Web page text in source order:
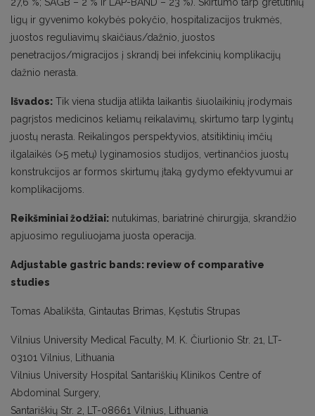
ligų ir gyvenimo kokybės pokyčio, hospitalizacijos trukmės,
juostos reguliavimų skaičiaus/dažnio, juostos
penetracijos/migracijos į skrandį bei infekcinių komplikacijų
dažnio nerasta.
Išvados: Tik viena studija atlikta laikantis šiuolaikinių įrodymais
pagrįstos medicinos keliamų reikalavimų, skirtumo tarp lygintų
juostų nerasta. Reikalingos perspektyvios, atsitiktinių imčių
ilgalaikės (>5 metų) lyginamosios studijos, vertinančios juostų
konstrukcijos ar formos skirtumų įtaką gydymo efektyvumui ar
komplikacijoms.
Reikšminiai žodžiai: nutukimas, bariatrinė chirurgija, skrandžio
apjuosimo reguliuojama juosta operacija.
Adjustable gastric bands: review of comparative
studies
Tomas Abalikšta, Gintautas Brimas, Kęstutis Strupas
Vilnius University Medical Faculty, M. K. Čiurlionio Str. 21, LT-
03101 Vilnius, Lithuania
Vilnius University Hospital Santariškių Klinikos Centre of
Abdominal Surgery,
Santariškių Str. 2, LT-08661 Vilnius, Lithuania